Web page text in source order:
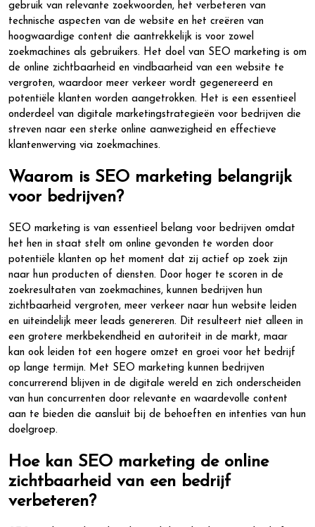
gebruik van relevante zoekwoorden, het verbeteren van
technische aspecten van de website en het creëren van
hoogwaardige content die aantrekkelijk is voor zowel
zoekmachines als gebruikers. Het doel van SEO marketing is om
de online zichtbaarheid en vindbaarheid van een website te
vergroten, waardoor meer verkeer wordt gegenereerd en
potentiële klanten worden aangetrokken. Het is een essentieel
onderdeel van digitale marketingstrategieën voor bedrijven die
streven naar een sterke online aanwezigheid en effectieve
klantenwerving via zoekmachines.
Waarom is SEO marketing belangrijk
voor bedrijven?
SEO marketing is van essentieel belang voor bedrijven omdat
het hen in staat stelt om online gevonden te worden door
potentiële klanten op het moment dat zij actief op zoek zijn
naar hun producten of diensten. Door hoger te scoren in de
zoekresultaten van zoekmachines, kunnen bedrijven hun
zichtbaarheid vergroten, meer verkeer naar hun website leiden
en uiteindelijk meer leads genereren. Dit resulteert niet alleen in
een grotere merkbekendheid en autoriteit in de markt, maar
kan ook leiden tot een hogere omzet en groei voor het bedrijf
op lange termijn. Met SEO marketing kunnen bedrijven
concurrerend blijven in de digitale wereld en zich onderscheiden
van hun concurrenten door relevante en waardevolle content
aan te bieden die aansluit bij de behoeften en intenties van hun
doelgroep.
Hoe kan SEO marketing de online
zichtbaarheid van een bedrijf
verbeteren?